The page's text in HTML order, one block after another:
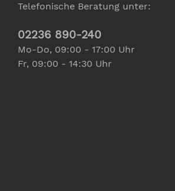
Telefonische Beratung unter:
02236 890-240
Mo-Do, 09:00 - 17:00 Uhr
Fr, 09:00 - 14:30 Uhr